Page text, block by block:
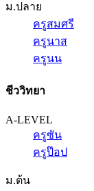
ม.ปลาย
ครูสมศรี
ครูนาส
ครูนน
ชีววิทยา
A-LEVEL
ครูซัน
ครูป๊อป
ม.ต้น